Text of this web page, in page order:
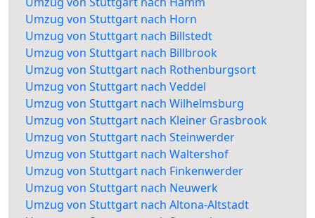
Umzug von Stuttgart nach Horn
Umzug von Stuttgart nach Billstedt
Umzug von Stuttgart nach Billbrook
Umzug von Stuttgart nach Rothenburgsort
Umzug von Stuttgart nach Veddel
Umzug von Stuttgart nach Wilhelmsburg
Umzug von Stuttgart nach Kleiner Grasbrook
Umzug von Stuttgart nach Steinwerder
Umzug von Stuttgart nach Waltershof
Umzug von Stuttgart nach Finkenwerder
Umzug von Stuttgart nach Neuwerk
Umzug von Stuttgart nach Altona-Altstadt